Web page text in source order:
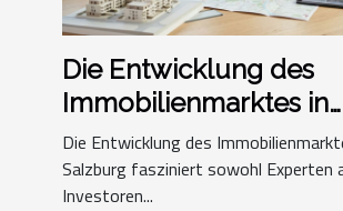
Die Entwicklung des
Immobilienmarktes in
Salzburg
Die Entwicklung des
Salzburg fasziniert sowohl Experten
Investoren...